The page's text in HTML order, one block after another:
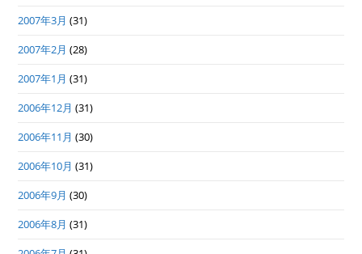
2007年3月 (31)
2007年2月 (28)
2007年1月 (31)
2006年12月 (31)
2006年11月 (30)
2006年10月 (31)
2006年9月 (30)
2006年8月 (31)